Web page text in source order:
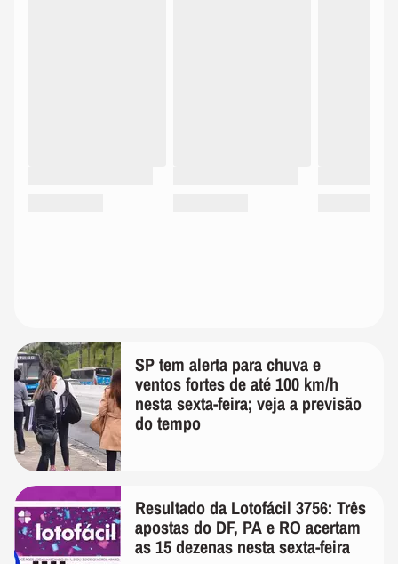
SP tem alerta para chuva e
ventos fortes de até 100 km/h
nesta sexta-feira; veja a previsão
do tempo
Resultado da Lotofácil 3756: Três
apostas do DF, PA e RO acertam
as 15 dezenas nesta sexta-feira